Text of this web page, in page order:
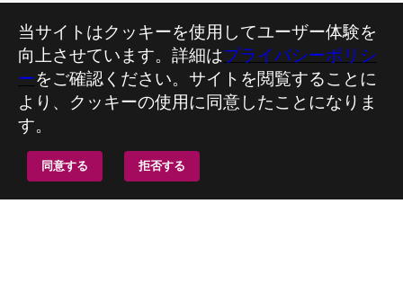
当サイトはクッキーを使用してユーザー体験を
向上させています。詳細はプライバシーポリシ
ーをご確認ください。サイトを閲覧することに
より、クッキーの使用に同意したことになりま
す。
同意する 拒否する